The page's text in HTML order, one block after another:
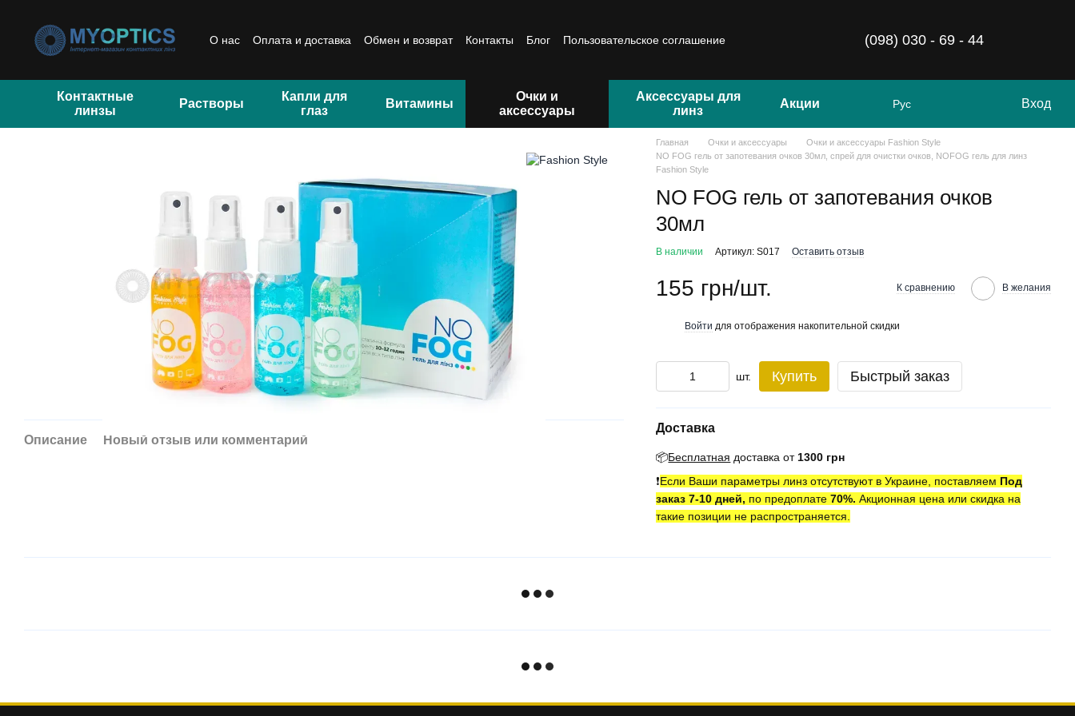
О нас Оплата и доставка Обмен и возврат Контакты Блог
Пользовательское соглашение
(098) 030 - 69 - 44
Контактные
линзы
Растворы
Капли для
глаз
Витамины
Очки и
аксессуары
Аксессуары для
линз
Акции Рус Вход
Описание Новый отзыв или комментарий
Главная Очки и аксессуары
Очки и аксессуары Fashion Style
NO FOG гель от запотевания очков 30мл, спрей для очистки очков, NOFOG гель для линз
Fashion Style
NO FOG гель от запотевания очков
30мл
В наличии Артикул: S017 Оставить отзыв
155 грн/шт. К сравнению В желания
Войти для отображения накопительной скидки
шт. Купить Быстрый заказ
Доставка
📦Бесплатная доставка от 1300 грн
❗️Если Ваши параметры линз отсутствуют в Украине, поставляем Под
заказ 7-10 дней, по предоплате 70%.Акционная цена или скидка на
такие позиции не распространяется.